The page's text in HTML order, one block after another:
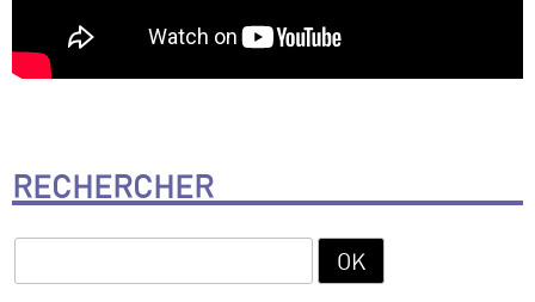
RECHERCHER